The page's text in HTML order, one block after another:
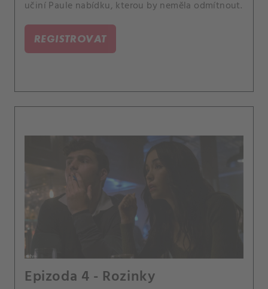
učiní Paule nabídku, kterou by neměla odmítnout.
REGISTROVAT
Epizoda 4 - Rozinky